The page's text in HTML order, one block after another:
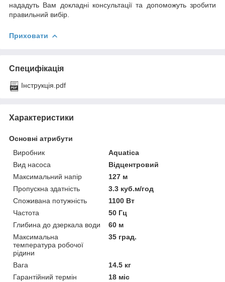
нададуть Вам докладні консультації та допоможуть зробити
правильний вибір.
Приховати
Специфікація
Інструкція.pdf
Характеристики
Основні атрибути
Виробник
Aquatica
Вид насоса
Відцентровий
Максимальний напір
127 м
Пропускна здатність
3.3 куб.м/год
Споживана потужність
1100 Вт
Частота
50 Гц
Глибина до дзеркала води
60 м
Максимальна
температура робочої
рідини
35 град.
Вага
14.5 кг
Гарантійний термін
18 міс